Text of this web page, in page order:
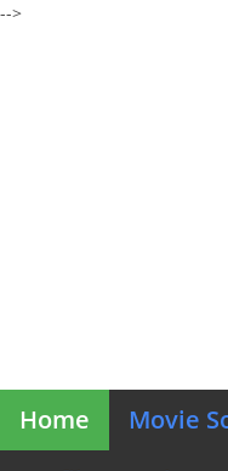
-->
Home Movie